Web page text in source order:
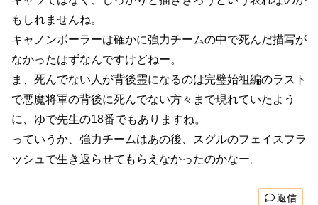
もしれませんね。
キャノンボーラーは確かに強力チームの中で死んだ描写が
なかったはずなんですけどねー。
ま、死んでない人が背後霊になるのは完璧始祖編のラスト
で悪魔将軍の背後に死んでない方々まで現れていたよう
に、ゆで先生の18番でもありますね。
っていうか、強力チームはあの後、スグルのフェイスフラ
ッシュで生き返らせてもらえなかったのかなー。
返信